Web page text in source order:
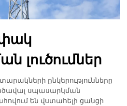
լուծումներ
ընկերությունները
սպասարկման
են վստահելի ցանցի